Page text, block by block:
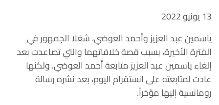
13 يونيو 2022
ياسمين عبد العزيز وأحمد العوضي، شغلا الجمهور في
الفترة الأخيرة، بسبب قصة خلافاتهما والتي تصاعدت بعد
إلغاء ياسمين عبد العزيز متابعة أحمد العوضي، ولكنها
عادت لمتابعته على انستقرام اليوم، بعد نشره رسالة
رومانسية إليها مؤخراً.